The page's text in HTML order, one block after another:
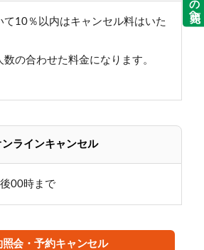
て10％以内はキャンセル料はいた
の合わせた料金になります。
ンラインキャンセル
00時まで
照会・予約キャンセル